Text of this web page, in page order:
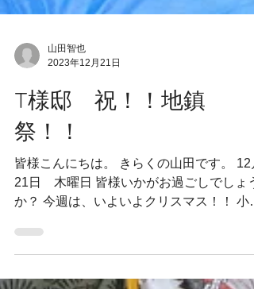
2023年12月21日
T様邸 祝！！地鎮
祭！！
皆様こんにちは。 きらくの山田です。 12
21日 木曜日 皆様いかがお過ごしでしょう